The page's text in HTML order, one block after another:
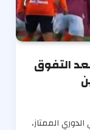
التفوق
الممتاز،